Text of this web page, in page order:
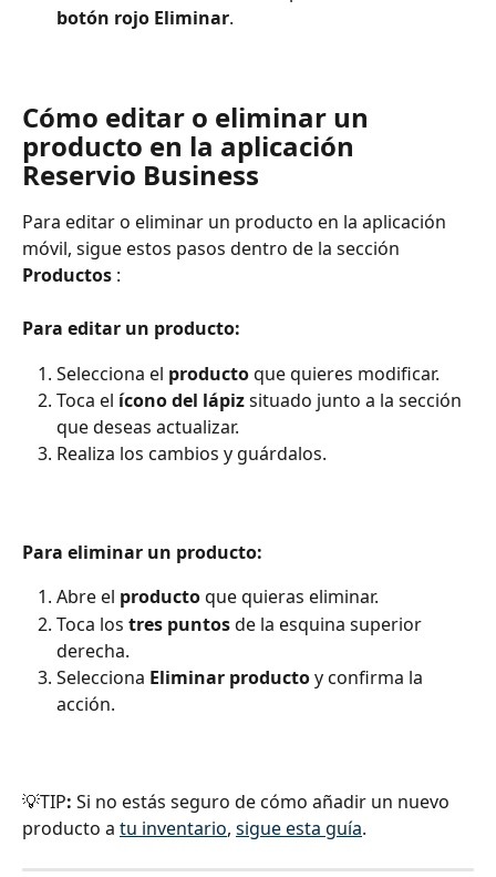
botón rojo Eliminar.
Cómo editar o eliminar un
producto en la aplicación
Reservio Business
Para editar o eliminar un producto en la aplicación
móvil, sigue estos pasos dentro de la sección
Productos :
Para editar un producto:
Selecciona el producto que quieres modificar.
Toca el ícono del lápiz situado junto a la sección
que deseas actualizar.
Realiza los cambios y guárdalos.
Para eliminar un producto:
Abre el producto que quieras eliminar.
Toca los tres puntos de la esquina superior
derecha.
Selecciona Eliminar producto y confirma la
acción.
💡TIP: Si no estás seguro de cómo añadir un nuevo
producto a tu inventario, sigue esta guía.